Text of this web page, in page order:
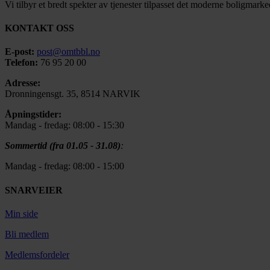
Vi tilbyr et bredt spekter av tjenester tilpasset det moderne
KONTAKT OSS
E-post: post@omtbbl.no
Telefon: 76 95 20 00
Adresse:
Dronningensgt. 35, 8514 NARVIK
Åpningstider:
Mandag - fredag: 08:00 - 15:30
Sommertid (fra 01.05 - 31.08):
Mandag - fredag: 08:00 - 15:00
SNARVEIER
Min side
Bli medlem
Medlemsfordeler